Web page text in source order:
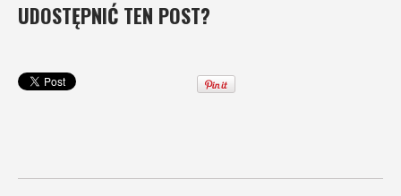
UDOSTĘPNIĆ TEN POST?